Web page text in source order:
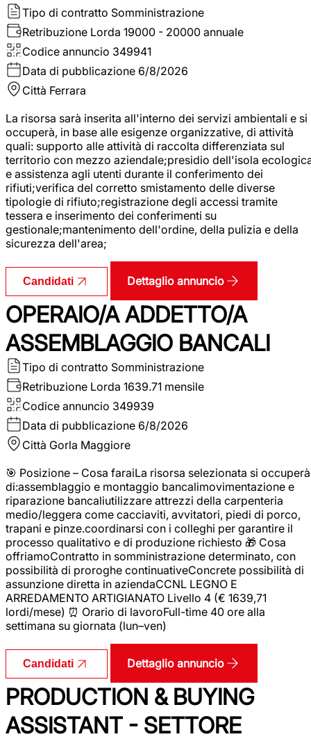
Tipo di contratto Somministrazione
Retribuzione Lorda 19000 - 20000 annuale
Codice annuncio 349941
Data di pubblicazione 6/8/2026
Città Ferrara
La risorsa sarà inserita all'interno dei servizi ambientali e si
occuperà, in base alle esigenze organizzative, di attività
quali: supporto alle attività di raccolta differenziata sul
territorio con mezzo aziendale;presidio dell'isola
e assistenza agli utenti durante il conferimento dei
rifiuti;verifica del corretto smistamento delle diverse
tipologie di rifiuto;registrazione degli accessi tramite
tessera e inserimento dei conferimenti su
gestionale;mantenimento dell'ordine, della pulizia e della
sicurezza dell'area;
Candidati Dettaglio annuncio
OPERAIO/A ADDETTO/A
ASSEMBLAGGIO BANCALI
Tipo di contratto Somministrazione
Retribuzione Lorda 1639.71 mensile
Codice annuncio 349939
Data di pubblicazione 6/8/2026
Città Gorla Maggiore
🎯 Posizione – Cosa faraiLa risorsa selezionata si occuperà
di:assemblaggio e montaggio bancalimovimentazione e
riparazione bancaliutilizzare attrezzi della carpenteria
medio/leggera come cacciaviti, avvitatori, piedi di porco,
trapani e pinze.coordinarsi con i colleghi per garantire il
processo qualitativo e di produzione richiesto 🎁 Cosa
offriamoContratto in somministrazione determinato, con
possibilità di proroghe continuativeConcrete possibilità di
assunzione diretta in aziendaCCNL LEGNO E
ARREDAMENTO ARTIGIANATO Livello 4 (€ 1639,71
lordi/mese) ⏰ Orario di lavoroFull-time 40 ore alla
settimana su giornata (lun–ven)
Candidati Dettaglio annuncio
PRODUCTION & BUYING
ASSISTANT - SETTORE